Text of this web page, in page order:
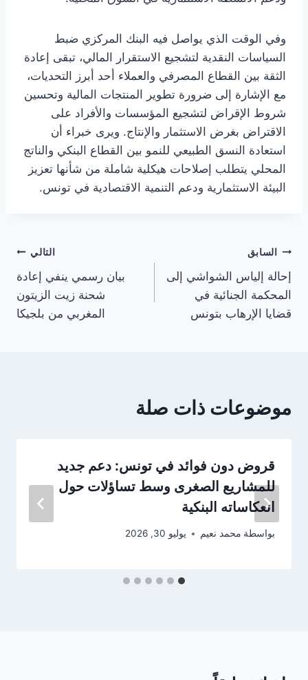
وفي الوقت الذي يواصل فيه البنك المركزي ضبط
السياسات النقدية لتشجيع الاستقرار المالي، تبقى إعادة
الثقة بين القطاع المصرفي والعملاء أحد أبرز التحديات،
مع الإشارة إلى ضرورة تطوير المنتجات المالية وتحسين
شروط الإقراض لتشجيع المؤسسات والأفراد على
الاقتراض بغرض الاستثمار والإنتاج. ويرى خبراء أن
استعادة النسق الطبيعي للنمو بين القطاع البنكي والناتج
المحلي يتطلب إصلاحات هيكلية شاملة من شأنها تعزيز
البيئة الاستثمارية ودعم التنمية الاقتصادية في تونس.
تصفّح
المقالات
السابق
إحالة إلياس الشواشي إلى
المحكمة الجنائية في
قضايا الإرهاب بتونس
التالي
بيان رسمي ينفي إعادة
شحنة زيت الزيتون
المغربي من بلجيكا
موضوعات ذات صلة
قروض دون فوائد في تونس: دعم جديد
للمشاريع الصغرى وسط تساؤلات حول
انعكاساته البنكية
بواسطة محمد نعيم يوليو 30, 2026